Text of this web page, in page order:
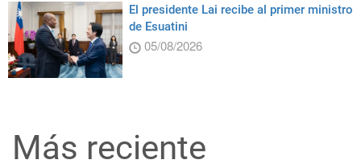
El presidente Lai recibe al primer ministro
de Esuatini
05/08/2026
Más reciente